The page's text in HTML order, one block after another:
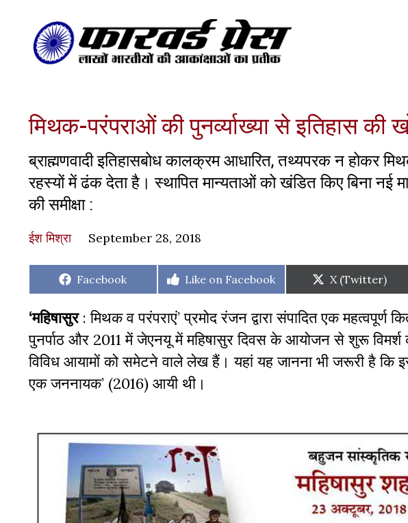
मिथक-परंपराओं की पुनर्व्याख्या से इतिहास की
ब्राह्मणवादी इतिहासबोध कालक्रम आधारित, तथ्यपरक न होकर
रहस्यों में ढंक देता है। स्थापित मान्यताओं को खंडित किए बिना नई
की समीक्षा :
ईश मिश्रा September 28, 2018
Share
Facebook
Share
Like on Facebook
Share
on
X (Twitter)
‘महिषासुर: मिथक व परंपराएं’ प्रमोद रंजन द्वारा संपादित एक महत्वपूर्ण
पुनर्पाठ और 2011 में जेएनयू में महिषासुर दिवस के आयोजन से शुरू
विविध आयामों को समेटने वाले लेख हैं। यहां यह जानना भी जरूरी है कि
एक जननायक’ (2016) आयी थी।